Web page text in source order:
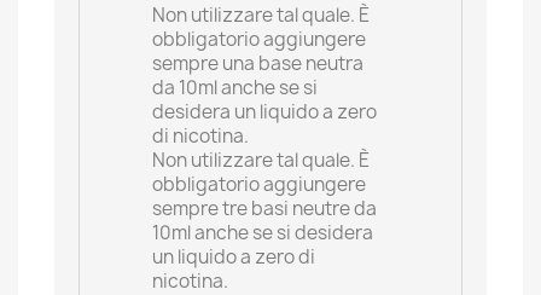
Non utilizzare tal quale. È
obbligatorio aggiungere
sempre una base neutra
da 10ml anche se si
desidera un liquido a zero
di nicotina.
Non utilizzare tal quale. È
obbligatorio aggiungere
sempre tre basi neutre da
10ml anche se si desidera
un liquido a zero di
nicotina.